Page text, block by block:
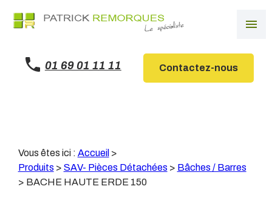
menu
01 69 01 11 11 Contactez-nous
Vous êtes ici : Accueil >
Produits > SAV- Pièces Détachées > Bâches / Barres
> BACHE HAUTE ERDE 150